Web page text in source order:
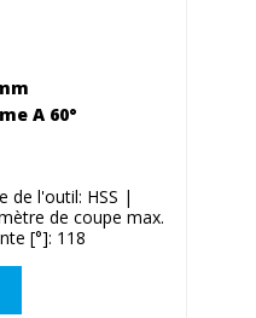
A 60°
de l'outil: HSS |
de coupe max.
[°]: 118